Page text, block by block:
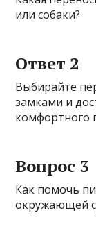
или собаки?
Ответ 2
Выбирайте
замками и
комфортного
Вопрос 3
Как помочь
окружающей